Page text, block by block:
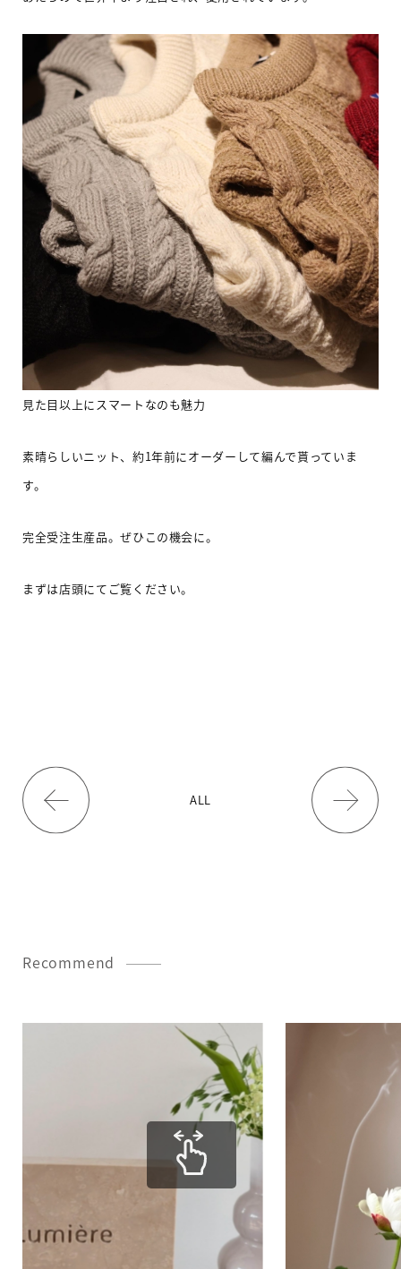
見た目以上にスマートなのも魅力
素晴らしいニット、約1年前にオーダーして編んで貰っていま
す。
完全受注生産品。ぜひこの機会に。
まずは店頭にてご覧ください。
ALL
Recommend